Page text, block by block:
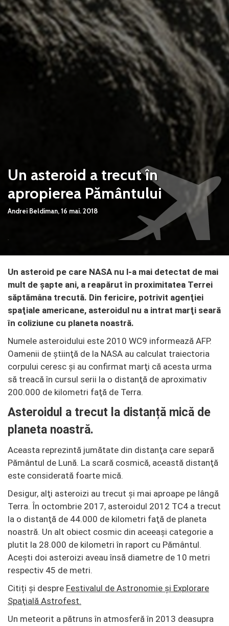
Un asteroid a trecut în
apropierea Pământului
Andrei Beldiman,16 mai. 2018
Un asteroid pe care NASA nu l-a mai detectat de mai
mult de şapte ani, a reapărut în proximitatea Terrei
săptămâna trecută. Din fericire, potrivit agenţiei
spaţiale americane, asteroidul nu a intrat marţi seară
în coliziune cu planeta noastră.
Numele asteroidului este 2010 WC9 informează AFP.
Oamenii de ştiinţă de la NASA au calculat traiectoria
corpului ceresc şi au confirmat marţi că acesta urma
să treacă în cursul serii la o distanţă de aproximativ
200.000 de kilometri faţă de Terra.
Asteroidul a trecut la distanță mică de
planeta noastră.
Aceasta reprezintă jumătate din distanţa care separă
Pământul de Lună. La scară cosmică, această distanţă
este considerată foarte mică.
Desigur, alţi asteroizi au trecut şi mai aproape pe lângă
Terra. În octombrie 2017, asteroidul 2012 TC4 a trecut
la o distanţă de 44.000 de kilometri faţă de planeta
noastră. Un alt obiect cosmic din aceeaşi categorie a
plutit la 28.000 de kilometri în raport cu Pământul.
Aceşti doi asteroizi aveau însă diametre de 10 metri
respectiv 45 de metri.
Citiți și despre Festivalul de Astronomie şi Explorare
Spaţială Astrofest.
Un meteorit a pătruns în atmosferă în 2013 deasupra